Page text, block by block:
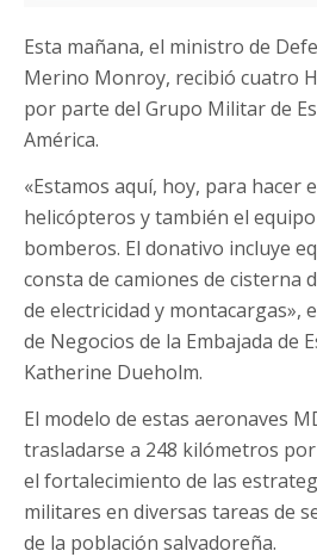
Esta mañana, el ministro de
Merino Monroy, recibió cuatro
por parte del Grupo Militar de
América.
«Estamos aquí, hoy, para hacer
helicópteros y también el
bomberos. El donativo incluye
consta de camiones de cisterna
de electricidad y montacargas»,
de Negocios de la Embajada de
Katherine Dueholm.
El modelo de estas aeronaves
trasladarse a 248 kilómetros
el fortalecimiento de las
militares en diversas tareas de
de la población salvadoreña.